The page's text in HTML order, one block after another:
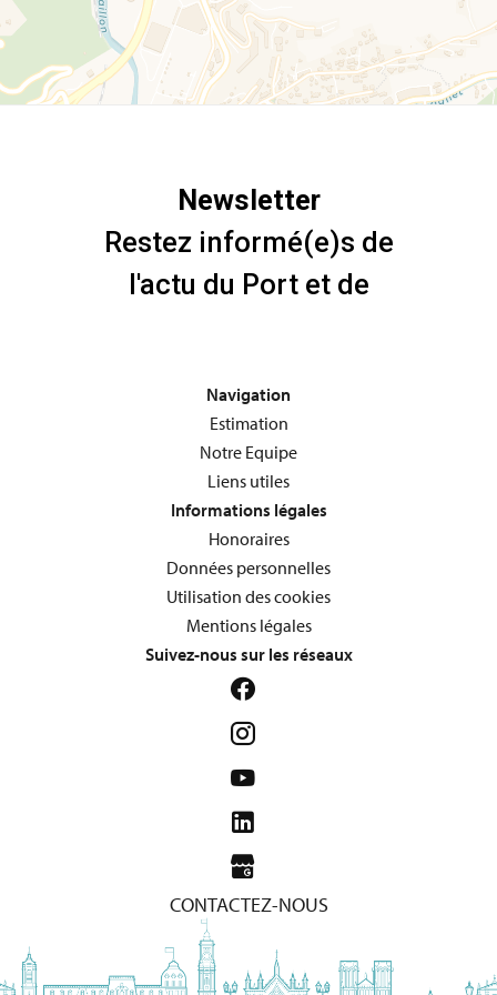
Navigation
Estimation
Notre Equipe
Liens utiles
Informations légales
Honoraires
Données personnelles
Utilisation des cookies
Mentions légales
Suivez-nous sur les réseaux
CONTACTEZ-NOUS